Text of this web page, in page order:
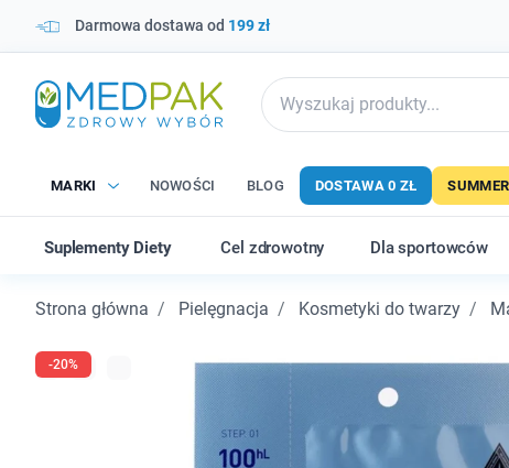
Darmowa dostawa od 199 zł
MARKI NOWOŚCI BLOG DOSTAWA 0 ZŁ
Suplementy Diety Cel zdrowotny Dla sportowców
Strona główna Pielęgnacja Kosmetyki do twarzy
-20%